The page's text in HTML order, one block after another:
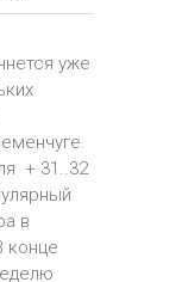
уже
+ 31..32
в
конце